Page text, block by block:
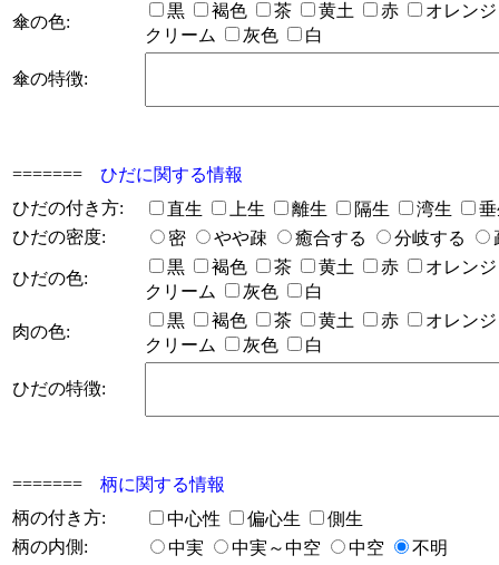
傘の色:
黒 褐色 茶 黄土 赤
オレン
クリーム
灰色 白
傘の特徴:
======= ひだに関する情報
ひだの付き方:
直生 上生 離生 隔生 湾生
ひだの密度:
密 やや疎 癒合する 分岐する
ひだの色:
黒 褐色 茶 黄土 赤
オレン
クリーム
灰色 白
肉の色:
黒 褐色 茶 黄土 赤
オレン
クリーム
灰色 白
ひだの特徴:
======= 柄に関する情報
柄の付き方:
中心性 偏心生
側生
柄の内側:
中実 中実～中空 中空
不明